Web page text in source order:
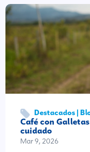
Destacados |
Café con
cuidado
Mar 9, 2026